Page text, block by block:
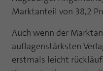
Marktanteil von 38,2
Auch wenn der
auflagenstärksten
erstmals leicht